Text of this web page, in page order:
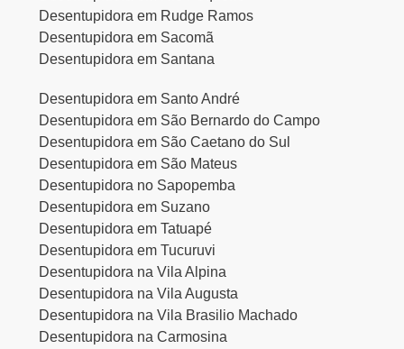
Desentupidora em Rudge Ramos
Desentupidora em Sacomã
Desentupidora em Santana
Desentupidora em Santo André
Desentupidora em São Bernardo do Campo
Desentupidora em São Caetano do Sul
Desentupidora em São Mateus
Desentupidora no Sapopemba
Desentupidora em Suzano
Desentupidora em Tatuapé
Desentupidora em Tucuruvi
Desentupidora na Vila Alpina
Desentupidora na Vila Augusta
Desentupidora na Vila Brasilio Machado
Desentupidora na Carmosina